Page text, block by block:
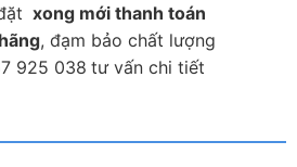
xong mới thanh toán
, đạm bảo chất lượng
925 038 tư vấn chi tiết